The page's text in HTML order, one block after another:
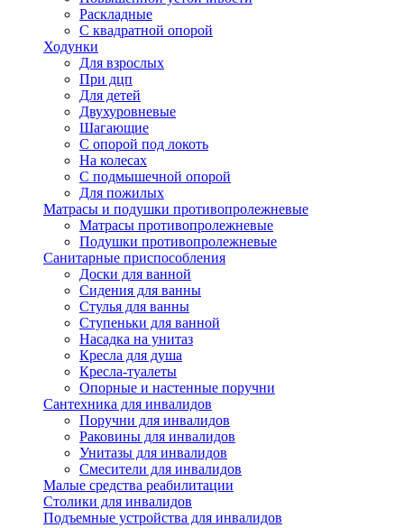
Раскладные
С квадратной опорой
Ходунки
Для взрослых
При дцп
Для детей
Двухуровневые
Шагающие
С опорой под локоть
На колесах
С подмышечной опорой
Для пожилых
Матрасы и подушки противопролежневые
Матрасы противопролежневые
Подушки противопролежневые
Санитарные приспособления
Доски для ванной
Сидения для ванны
Стулья для ванны
Ступеньки для ванной
Насадка на унитаз
Кресла для душа
Кресла-туалеты
Опорные и настенные поручни
Сантехника для инвалидов
Поручни для инвалидов
Раковины для инвалидов
Унитазы для инвалидов
Смесители для инвалидов
Малые средства реабилитации
Столики для инвалидов
Подъемные устройства для инвалидов